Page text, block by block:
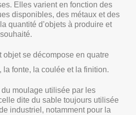
Elles varient en fonction des
disponibles, des métaux et des
quantité d’objets à produire et
objet se décompose en quatre
la fonte, la coulée et la finition.
du moulage utilisée par les
dite du sable toujours utilisée
industriel, notamment pour la